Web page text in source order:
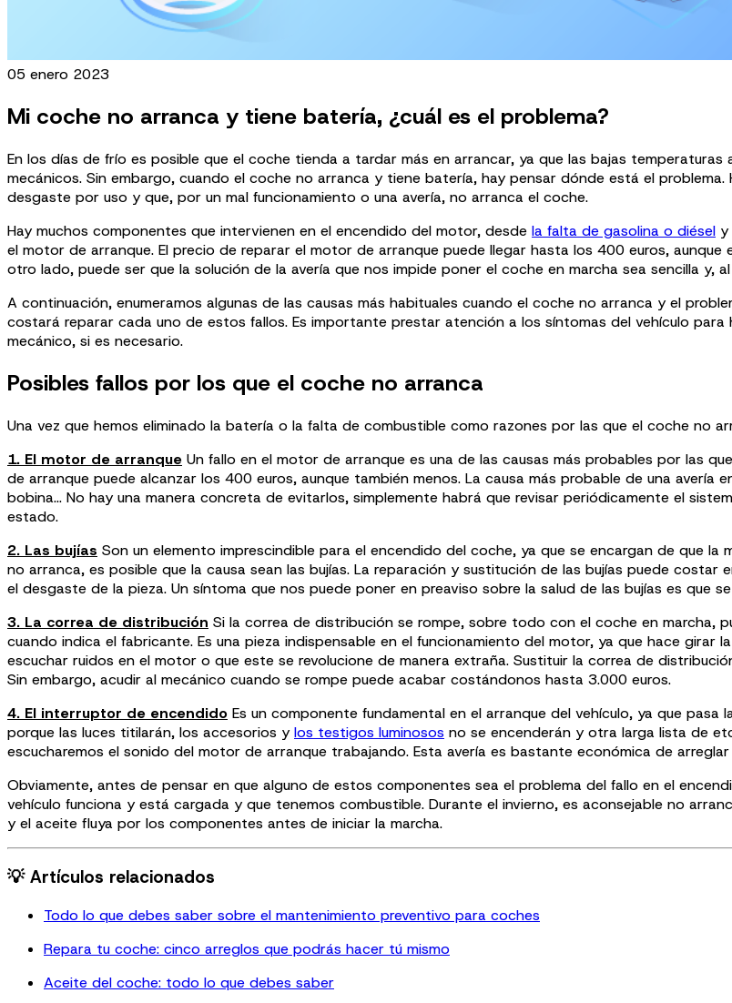
05 enero 2023
Mi coche no arranca y tiene batería, ¿cuál es el problema?
En los días de frío es posible que el coche tienda a tardar más en arrancar, ya que las bajas
mecánicos. Sin embargo, cuando el coche no arranca y tiene batería, hay pensar dónde está el
desgaste por uso y que, por un mal funcionamiento o una avería, no arranca el coche.
Hay muchos componentes que intervienen en el encendido del motor, desde la falta de gasolina o diésel y
el motor de arranque. El precio de reparar el motor de arranque puede llegar hasta los 400 euros, aunque
otro lado, puede ser que la solución de la avería que nos impide poner el coche en marcha sea sencilla y,
A continuación, enumeramos algunas de las causas más habituales cuando el coche no arranca y el
costará reparar cada uno de estos fallos. Es importante prestar atención a los síntomas del vehículo
mecánico, si es necesario.
Posibles fallos por los que el coche no arranca
Una vez que hemos eliminado la batería o la falta de combustible como razones por las que el coche no
1. El motor de arranque Un fallo en el motor de arranque es una de las causas más probables por las
de arranque puede alcanzar los 400 euros, aunque también menos. La causa más probable de una
bobina… No hay una manera concreta de evitarlos, simplemente habrá que revisar periódicamente el
estado.
2. Las bujías Son un elemento imprescindible para el encendido del coche, ya que se encargan de que
no arranca, es posible que la causa sean las bujías. La reparación y sustitución de las bujías puede
el desgaste de la pieza. Un síntoma que nos puede poner en preaviso sobre la salud de las bujías es que
3. La correa de distribución Si la correa de distribución se rompe, sobre todo con el coche en marcha,
cuando indica el fabricante. Es una pieza indispensable en el funcionamiento del motor, ya que hace girar
escuchar ruidos en el motor o que este se revolucione de manera extraña. Sustituir la correa de
Sin embargo, acudir al mecánico cuando se rompe puede acabar costándonos hasta 3.000 euros.
4. El interruptor de encendido Es un componente fundamental en el arranque del vehículo, ya que
porque las luces titilarán, los accesorios y los testigos luminosos no se encenderán y otra larga lista de
escucharemos el sonido del motor de arranque trabajando. Esta avería es bastante económica de
Obviamente, antes de pensar en que alguno de estos componentes sea el problema del fallo en el
vehículo funciona y está cargada y que tenemos combustible. Durante el invierno, es aconsejable no
y el aceite fluya por los componentes antes de iniciar la marcha.
💡 Artículos relacionados
Todo lo que debes saber sobre el mantenimiento preventivo para coches
Repara tu coche: cinco arreglos que podrás hacer tú mismo
Aceite del coche: todo lo que debes saber